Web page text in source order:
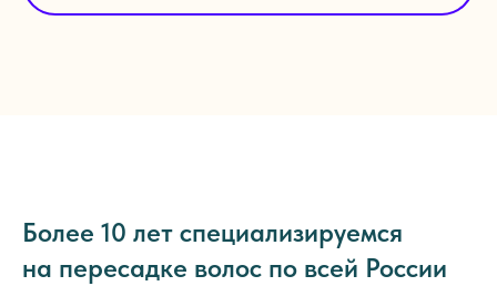
Более 10 лет специализируемся
на пересадке волос по всей России